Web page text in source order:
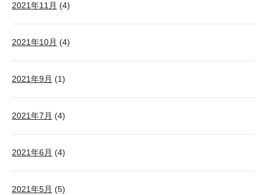
2021年11月 (4)
2021年10月 (4)
2021年9月 (1)
2021年7月 (4)
2021年6月 (4)
2021年5月 (5)